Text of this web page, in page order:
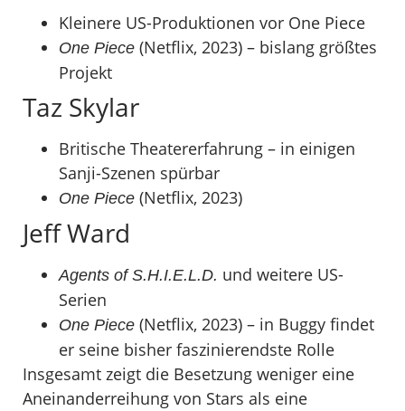
Kleinere US-Produktionen vor One Piece
One Piece (Netflix, 2023) – bislang größtes
Projekt
Taz Skylar
Britische Theatererfahrung – in einigen
Sanji-Szenen spürbar
One Piece (Netflix, 2023)
Jeff Ward
Agents of S.H.I.E.L.D. und weitere US-
Serien
One Piece (Netflix, 2023) – in Buggy findet
er seine bisher faszinierendste Rolle
Insgesamt zeigt die Besetzung weniger eine
Aneinanderreihung von Stars als eine